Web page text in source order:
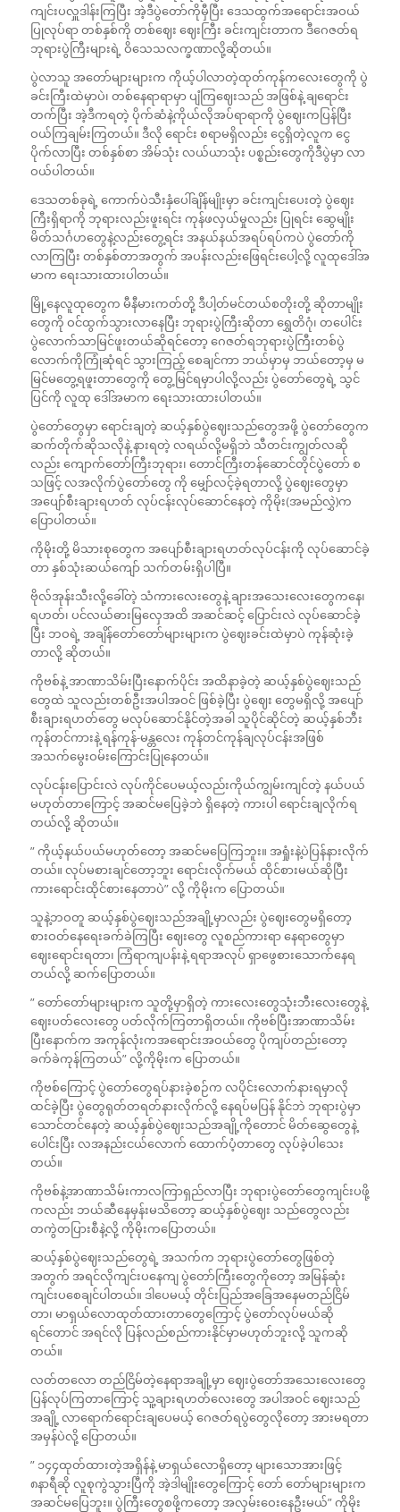
ကျင်းပလှူဒါန်းကြပြီး အဲ့ဒီပွဲတော်ကိုမှီပြီး ဒေသထွက်အရောင်းအဝယ်
ပြုလုပ်ရာ တစ်နှစ်ကို တစ်ဈေး ဈေးကြီး ခင်းကျင်းတာက ဒီဂေဇတ်ရ
ဘုရားပွဲကြီးများရဲ့ ဝိသေသလက္ခဏာလို့ဆိုတယ်။
ပွဲလာသူ အတော်များများက ကိုယ့်ပါလာတဲ့ထုတ်ကုန်ကလေးတွေကို ပွဲ
ခင်းကြီးထဲမှာပဲ၊ တစ်နေရာရာမှာ ပျံကြဈေးသည် အဖြစ်နဲ့ ချရောင်း
တက်ပြီး အဲ့ဒီကရတဲ့ ပိုက်ဆံနဲ့ကိုယ်လိုအပ်ရာရာကို ပွဲဈေးကပြန်ပြီး
ဝယ်ကြချမ်းကြတယ်။ ဒီလို ရောင်း စရာမရှိလည်း ငွေရှိတဲ့လူက ငွေ
ပိုက်လာပြီး တစ်နှစ်စာ အိမ်သုံး လယ်ယာသုံး ပစ္စည်းတွေကိုဒီပွဲမှာ လာ
ဝယ်ပါတယ်။
ဒေသတစ်ခုရဲ့ ကောက်ပဲသီးနှံပေါ်ချိန်မျိုးမှာ ခင်းကျင်းပေးတဲ့ ပွဲဈေး
ကြီးရှိရာကို ဘုရားလည်းဖူးရင်း ကုန်ဖလှယ်မှုလည်း ပြုရင်း ဆွေမျိုး
မိတ်သင်္ဂဟတွေနဲ့လည်းတွေ့ရင်း အနယ်နယ်အရပ်ရပ်ကပဲ ပွဲတော်ကို
လာကြပြီး တစ်နှစ်တာအတွက် အပန်းလည်းဖြေရင်းပေါ့လို့ လူထုဒေါ်အ
မာက ရေးသားထားပါတယ်။
မြို့နေလူထုတွေက မီနီမားကတ်တို့ ဒီပါ့တ်မင်တယ်စတိုးတို့ ဆိုတာမျိုး
တွေကို ဝင်ထွက်သွားလာနေပြီး ဘုရားပွဲကြီးဆိုတာ ရွှေတိဂုံ၊ တပေါင်း
ပွဲလောက်သာမြင်ဖူးတယ်ဆိုရင်တော့ ဂေဇတ်ရဘုရားပွဲကြီးတစ်ပွဲ
လောက်ကိုကြုံဆုံရင် သွားကြည့် စေချင်ကာ ဘယ်မှာမှ ဘယ်တော့မှ မ
မြင်မတွေ့ရဖူးတာတွေကို တွေ့မြင်ရမှာပါလို့လည်း ပွဲတော်တွေရဲ့ သွင်
ပြင်ကို လူထု‌ ဒေါ်အမာက ရေးသားထားပါတယ်။
ပွဲတော်တွေမှာ ရောင်းချတဲ့ ဆယ့်နှစ်ပွဲဈေးသည်တွေအဖို့ ပွဲတော်တွေက
ဆက်တိုက်ဆိုသလိုနဲ့ နားရတဲ့ လရယ်လို့မရှိဘဲ သီတင်းကျွတ်လဆို
လည်း ကျောက်တော်ကြီးဘုရား၊ တောင်ကြီးတန်ဆောင်တိုင်ပွဲတော် စ
သဖြင့် လအလိုက်ပွဲတော်တွေ ကို မျှော်လင့်ခဲ့ရတာလို့ ပွဲဈေးတွေမှာ
အပျော်စီးချားရဟတ် လုပ်ငန်းလုပ်ဆောင်နေတဲ့ ကိုမိုး(အမည်လွှဲ)က
ပြောပါတယ်။
ကိုမိုးတို့ မိသားစုတွေက အပျော်စီးချားရဟတ်လုပ်ငန်းကို လုပ်ဆောင်ခဲ့
တာ နှစ်သုံးဆယ်ကျော် သက်တမ်းရှိပါပြီ။
ဗိုလ်အုန်းသီးလို့ခေါ်တဲ့ သံကားလေးတွေနဲ့ ချားအသေးလေးတွေကနေ၊
ရဟတ်၊ ပင်လယ်ဓားမြလှေအထိ အဆင်ဆင့် ပြောင်းလဲ လုပ်ဆောင်ခဲ့
ပြီး ဘဝရဲ့ အချိန်တော်တော်များများက ပွဲဈေးခင်းထဲမှာပဲ ကုန်ဆုံးခဲ့
တာလို့ ဆိုတယ်။
ကိုဗစ်နဲ့ အာဏာသိမ်းပြီးနောက်ပိုင်း အထိနာခဲ့တဲ့ ဆယ့်နှစ်ပွဲဈေးသည်
တွေထဲ သူလည်းတစ်ဦးအပါအဝင် ဖြစ်ခဲ့ပြီး ပွဲဈေး တွေမရှိလို့ အပျော်
စီးချားရဟတ်တွေ မလုပ်ဆောင်နိုင်တဲ့အခါ သူပိုင်ဆိုင်တဲ့ ဆယ့်နှစ်ဘီး
ကုန်တင်ကားနဲ့ ရန်ကုန်-မန္တလေး ကုန်တင်ကုန်ချလုပ်ငန်းအဖြစ်
အသက်မွေးဝမ်းကြောင်းပြုနေတယ်။
လုပ်ငန်းပြောင်းလဲ လုပ်ကိုင်ပေမယ့်လည်းကိုယ်ကျွမ်းကျင်တဲ့ နယ်ပယ်
မဟုတ်တာကြောင့် အဆင်မပြေခဲ့ဘဲ ရှိနေတဲ့ ကားပါ ရောင်းချလိုက်ရ
တယ်လို့ ဆိုတယ်။
” ကိုယ့်နယ်ပယ်မဟုတ်တော့ အဆင်မပြေကြဘူး။ အရှုံးနဲ့ပဲပြန်နားလိုက်
တယ်။ လုပ်မစားချင်တော့ဘူး ရောင်းလိုက်မယ် ထိုင်စားမယ်ဆိုပြီး
ကားရောင်းထိုင်စားနေတာပဲ” လို့ ကိုမိုးက ပြောတယ်။
သူနဲ့ဘဝတူ ဆယ့်နှစ်ပွဲဈေးသည်အချို့မှာလည်း ပွဲဈေးတွေမရှိတော့
စားဝတ်နေရေးခက်ခဲကြပြီး ဈေးတွေ လူစည်ကားရာ နေရာတွေမှာ
ဈေးရောင်းရတာ၊ ကြံရာကျပန်းနဲ့ ရရာအလုပ် ရှာဖွေစားသောက်နေရ
တယ်လို့ ဆက်ပြောတယ်။
” တော်တော်များများက သူတို့မှာရှိတဲ့ ကားလေးတွေသုံးဘီးလေးတွေနဲ့
ဈေးပတ်လေးတွေ ပတ်လိုက်ကြတာရှိတယ်။ ကိုဗစ်ပြီးအာဏာသိမ်း
ပြီးနောက်က အကုန်လုံးကအ‌ရောင်းအဝယ်တွေ ပိုကျပ်တည်းတော့
ခက်ခဲကုန်ကြတယ်” လို့ကိုမိုးက ပြောတယ်။
ကိုဗစ်ကြောင့် ပွဲတော်တွေရပ်နားခဲ့စဉ်က လပိုင်းလောက်နားရမှာလို
ထင်ခဲ့ပြီး ပွဲတွေရုတ်တရတ်နားလိုက်လို့ နေရပ်မပြန် နိုင်ဘဲ ဘုရားပွဲမှာ
သောင်တင်နေတဲ့ ဆယ့်နှစ်ပွဲဈေးသည်အချို့ကိုတောင် မိတ်ဆွေတွေနဲ့
ပေါင်းပြီး လအနည်းငယ်လောက် ထောက်ပံ့တာတွေ လုပ်ခဲ့ပါသေး
တယ်။
ကိုဗစ်နဲ့အာဏာသိမ်းကာလကြာရှည်လာပြီး ဘုရားပွဲတော်တွေကျင်းပဖို့
ကလည်း ဘယ်ဆီနေမှန်းမသိတော့ ဆယ့်နှစ်ပွဲဈေး သည်တွေလည်း
တကွဲတပြားစီနဲ့လို့ ကိုမိုးကပြောတယ်။
ဆယ့်နှစ်ပွဲဈေးသည်တွေရဲ့ အသက်က ဘုရားပွဲတော်တွေဖြစ်တဲ့
အတွက် အရင်လိုကျင်းပနေကျ ပွဲတော်ကြီးတွေကိုတော့ အမြန်ဆုံး
ကျင်းပစေချင်ပါတယ်။ ဒါပေမယ့် တိုင်းပြည်အခြေအနေမတည်ငြိမ်
တာ၊ မာရှယ်လောထုတ်ထားတာတွေကြောင့် ပွဲတော်လုပ်မယ်ဆို
ရင်တောင် အရင်လို ပြန်လည်စည်ကားနိုင်မှာမဟုတ်ဘူးလို့ သူကဆို
တယ်။
လတ်တလော တည်ငြိမ်တဲ့နေရာအချို့မှာ ဈေးပွဲတော်အသေးလေးတွေ
ပြန်လုပ်ကြတာကြောင့် သူ့ချားရဟတ်လေးတွေ အပါအဝင် ဈေးသည်
အချို့ လာရောက်ရောင်းချပေမယ့် ဂေဇတ်ရပွဲတွေလိုတော့ အားမရတာ
အမှန်ပဲလို့ ပြောတယ်။
” ၁၄၄ထုတ်ထားတဲ့အရှိန်နဲ့ မာရှယ်လောရှိတော့ များသောအားဖြင့်
၈နာရီဆို လူစုကွဲသွားပြီကို အဲ့ဒါမျိုးတွေကြောင့် တော် တော်များများက
အဆင်မပြေဘူး။ ပွဲကြီးတွေစဖို့ကတော့ အလှမ်းဝေးနေဦးမယ်” ကိုမိုး